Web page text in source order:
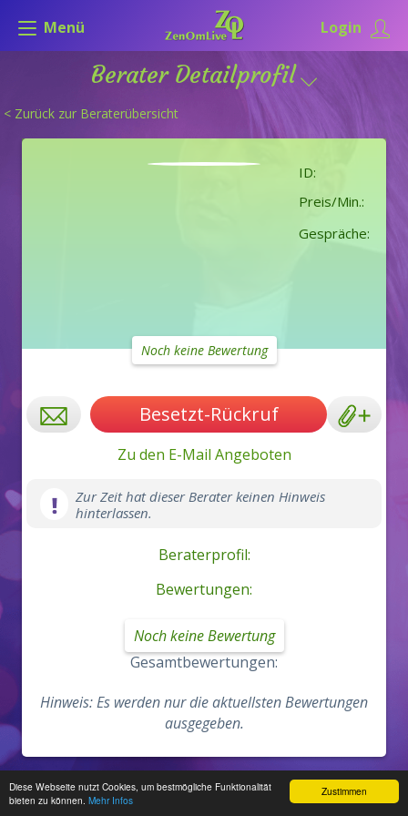
Zustimmen
Diese Webseite nutzt Cookies, um bestmögliche Funktionalität
bieten zu können. Mehr Infos
Menü Login
Berater Detailprofil
< Zurück zur Beraterübersicht
ID:
Preis/Min.:
Gespräche:
Noch keine Bewertung
Besetzt-Rückruf
Zu den E-Mail Angeboten
Zur Zeit hat dieser Berater keinen Hinweis
hinterlassen.
Beraterprofil:
Bewertungen:
Noch keine Bewertung
Gesamtbewertungen:
Hinweis: Es werden nur die aktuellsten Bewertungen
ausgegeben.
Zur Desktop Version wechseln